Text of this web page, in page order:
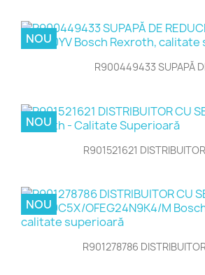
R900449433 SUPAPĂ
NOU
R901521621
NOU
R901278786
NOU